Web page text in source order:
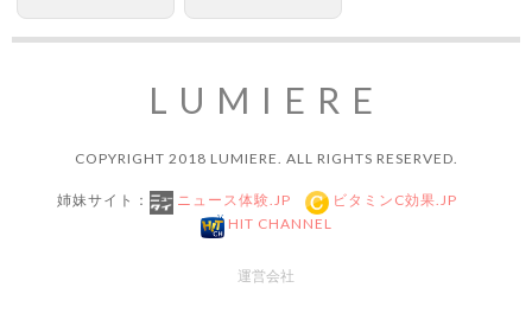
LUMIERE
COPYRIGHT 2018 LUMIERE. ALL RIGHTS RESERVED.
姉妹サイト： ニュース体験.JP
ビタミンC効果.JP
HIT CHANNEL
運営会社